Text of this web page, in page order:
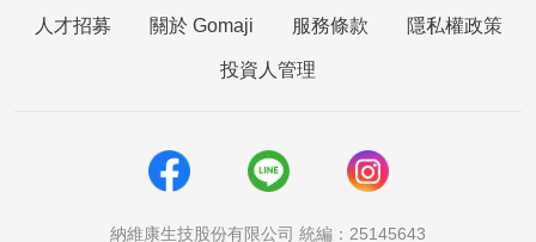
人才招募 關於 Gomaji 服務條款 隱私權政策
投資人管理
納維康生技股份有限公司 統編：25145643